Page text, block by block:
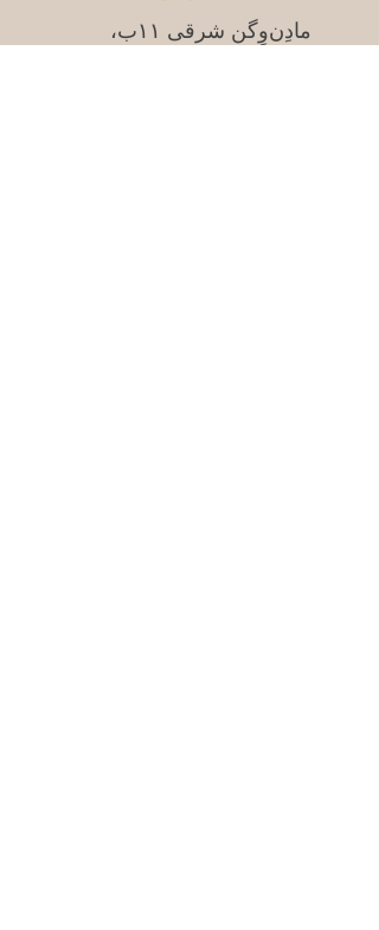
مادِن‌وِگن شرقی ۱۱ب،